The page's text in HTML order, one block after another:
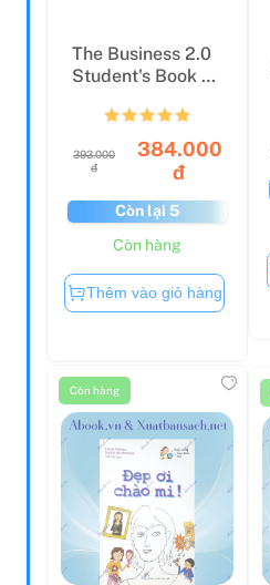
The Business 2.0
Student's Book +
Interm...
393.000
đ
384.000
đ
Còn lại 5
Còn hàng
Thêm vào giỏ hàng